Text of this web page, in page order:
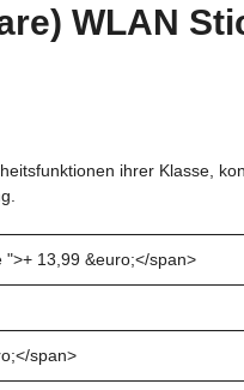
WLAN
ihrer Klasse,